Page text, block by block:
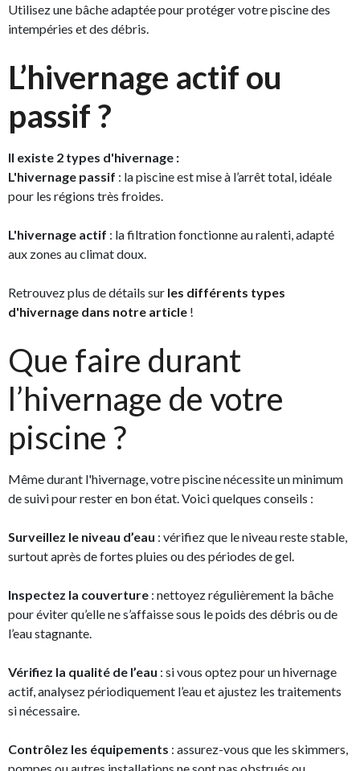
Utilisez une bâche adaptée pour protéger votre piscine des
intempéries et des débris.
L’hivernage actif ou
passif ?
Il existe 2 types d'hivernage :
L'hivernage passif : la piscine est mise à l’arrêt total, idéale
pour les régions très froides.
L'hivernage actif : la filtration fonctionne au ralenti, adapté
aux zones au climat doux.
Retrouvez plus de détails sur les différents types
d'hivernage dans notre article !
Que faire durant
l’hivernage de votre
piscine ?
Même durant l'hivernage, votre piscine nécessite un minimum
de suivi pour rester en bon état. Voici quelques conseils :
Surveillez le niveau d’eau : vérifiez que le niveau reste stable,
surtout après de fortes pluies ou des périodes de gel.
Inspectez la couverture : nettoyez régulièrement la bâche
pour éviter qu’elle ne s’affaisse sous le poids des débris ou de
l’eau stagnante.
Vérifiez la qualité de l’eau : si vous optez pour un hivernage
actif, analysez périodiquement l’eau et ajustez les traitements
si nécessaire.
Contrôlez les équipements : assurez-vous que les skimmers,